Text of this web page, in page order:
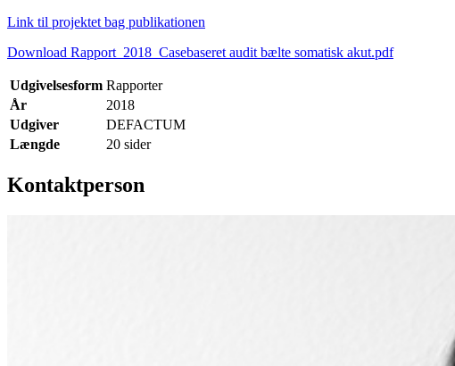
Link til projektet bag publikationen
Download Rapport_2018_Casebaseret audit bælte somatisk akut.pdf
Udgivelsesform Rapporter
År
2018
Udgiver
DEFACTUM
Længde
20 sider
Kontaktperson